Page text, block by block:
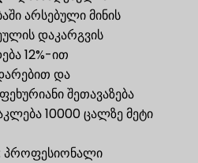
არსებული მინის
დაკარგვის
12%-ით
და
შეთავაზება
10000 ცალზე მეტი
პროფესიონალი